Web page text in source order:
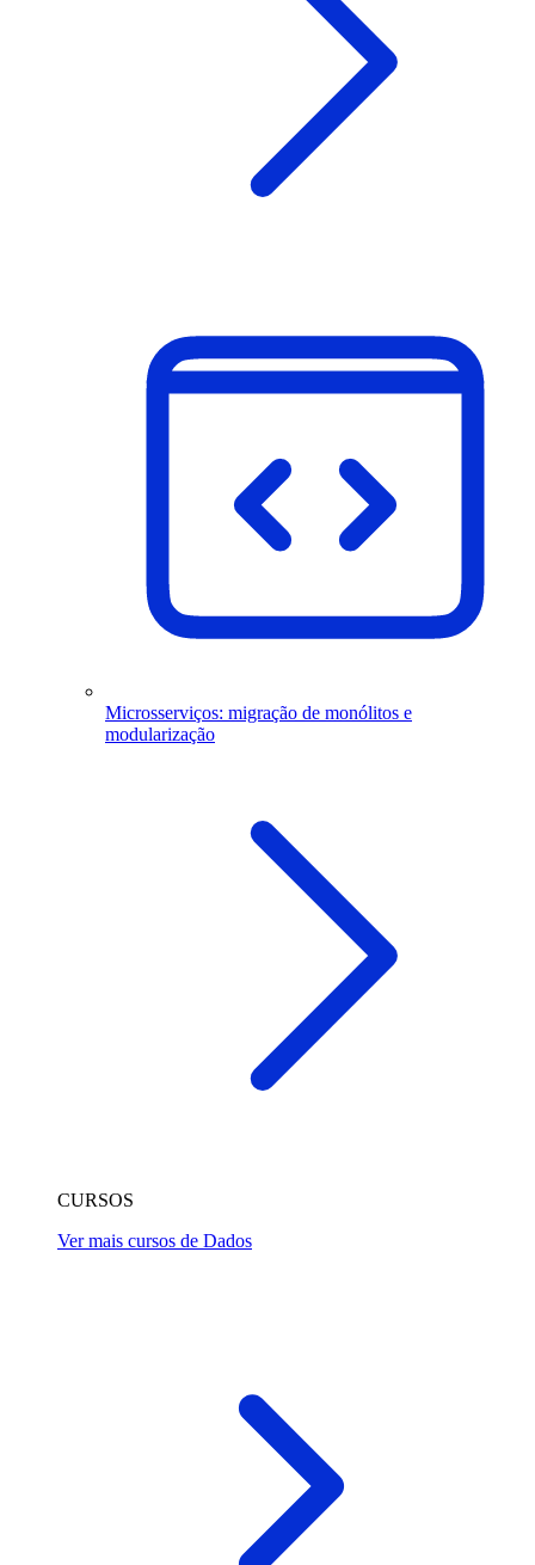
Microsserviços: migração de monólitos e
modularização
CURSOS
Ver mais cursos de Dados